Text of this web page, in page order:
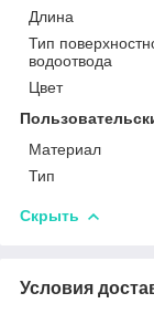
Длина
Тип
водоотвода
Цвет
Материал
Тип
Скрыть
Условия